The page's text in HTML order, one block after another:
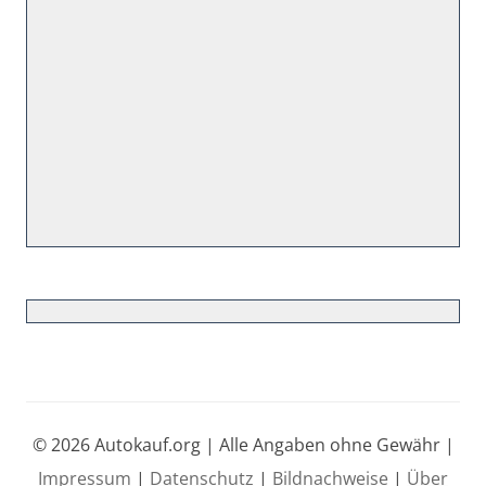
© 2026 Autokauf.org | Alle Angaben ohne Gewähr |
Impressum | Datenschutz | Bildnachweise | Über